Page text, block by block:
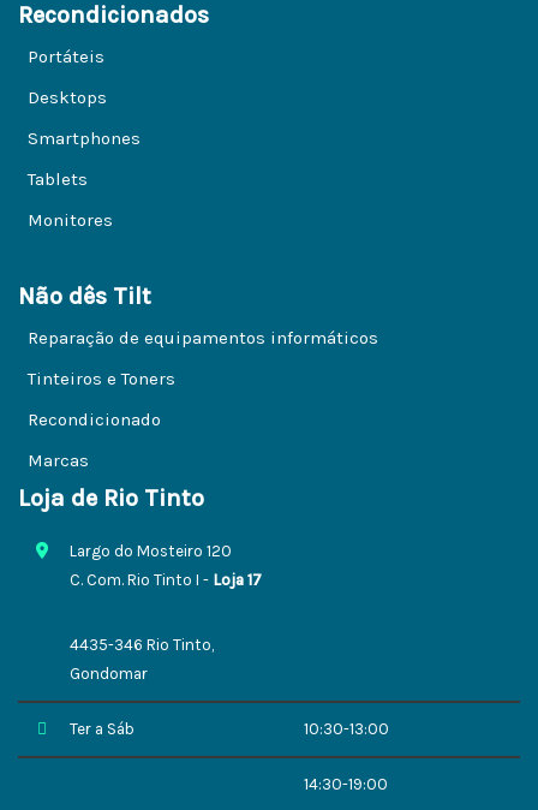
Recondicionados
Portáteis
Desktops
Smartphones
Tablets
Monitores
Não dês Tilt
Reparação de equipamentos informáticos
Tinteiros e Toners
Recondicionado
Marcas
Loja de Rio Tinto
Largo do Mosteiro 120
C. Com. Rio Tinto I - Loja 17
4435-346 Rio Tinto,
Gondomar
Ter a Sáb 10:30-13:00
14:30-19:00